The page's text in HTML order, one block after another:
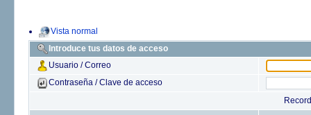
Vista normal
Introduce tus datos de acceso
Usuario / Correo
Contraseña / Clave de acceso